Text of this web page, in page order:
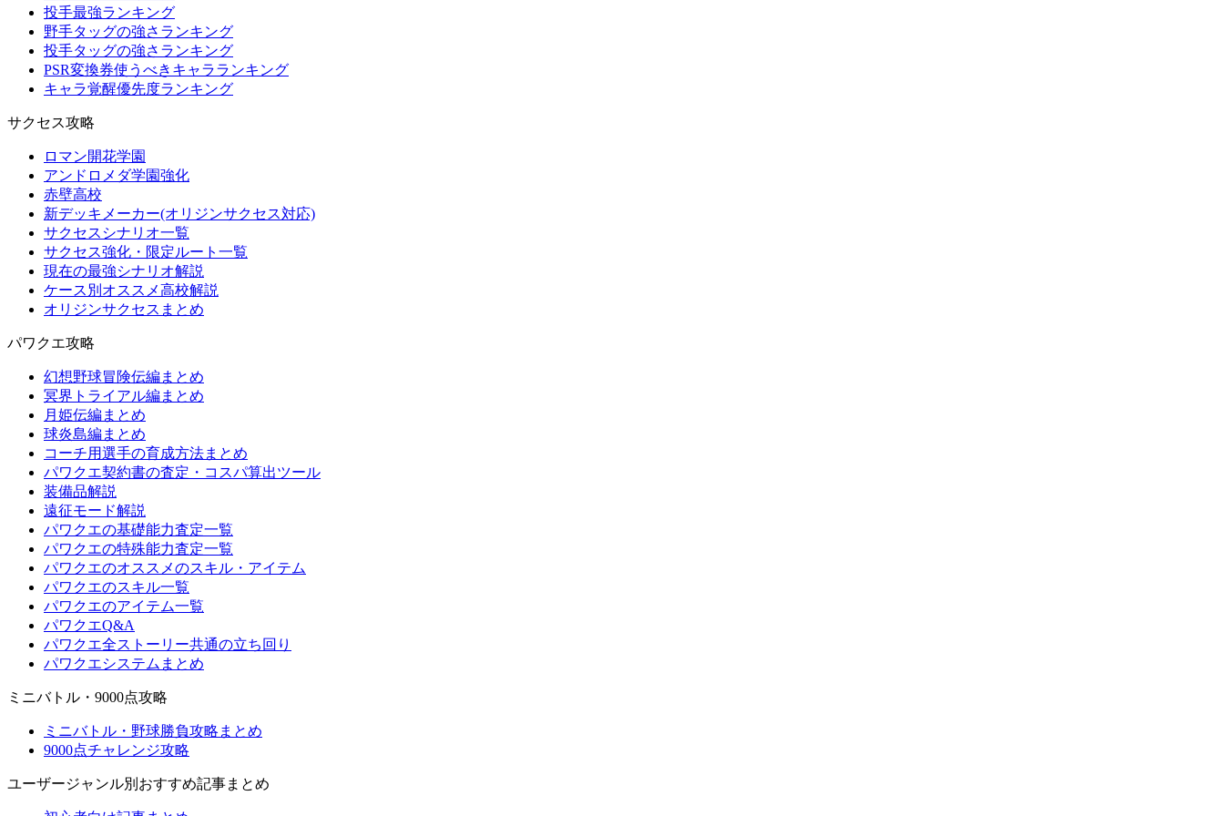
投手最強ランキング
野手タッグの強さランキング
投手タッグの強さランキング
PSR変換券使うべきキャラランキング
キャラ覚醒優先度ランキング
サクセス攻略
ロマン開花学園
アンドロメダ学園強化
赤壁高校
新デッキメーカー(オリジンサクセス対応)
サクセスシナリオ一覧
サクセス強化・限定ルート一覧
現在の最強シナリオ解説
ケース別オススメ高校解説
オリジンサクセスまとめ
パワクエ攻略
幻想野球冒険伝編まとめ
冥界トライアル編まとめ
月姫伝編まとめ
球炎島編まとめ
コーチ用選手の育成方法まとめ
パワクエ契約書の査定・コスパ算出ツール
装備品解説
遠征モード解説
パワクエの基礎能力査定一覧
パワクエの特殊能力査定一覧
パワクエのオススメのスキル・アイテム
パワクエのスキル一覧
パワクエのアイテム一覧
パワクエQ&A
パワクエ全ストーリー共通の立ち回り
パワクエシステムまとめ
ミニバトル・9000点攻略
ミニバトル・野球勝負攻略まとめ
9000点チャレンジ攻略
ユーザージャンル別おすすめ記事まとめ